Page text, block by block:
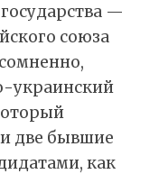
—
союза
украинский
две бывшие
как